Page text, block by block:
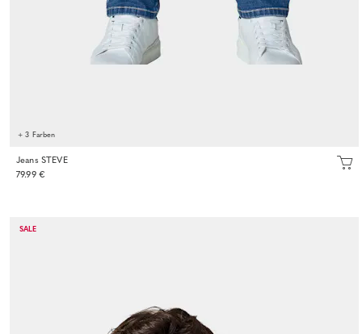
+ 3 Farben
Jeans STEVE
79.99 €
SALE